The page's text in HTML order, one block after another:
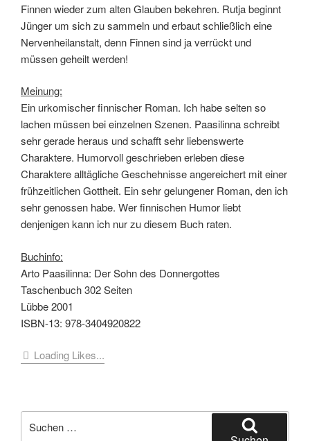
Finnen wieder zum alten Glauben bekehren. Rutja beginnt
Jünger um sich zu sammeln und erbaut schließlich eine
Nervenheilanstalt, denn Finnen sind ja verrückt und
müssen geheilt werden!
Meinung:
Ein urkomischer finnischer Roman. Ich habe selten so
lachen müssen bei einzelnen Szenen. Paasilinna schreibt
sehr gerade heraus und schafft sehr liebenswerte
Charaktere. Humorvoll geschrieben erleben diese
Charaktere alltägliche Geschehnisse angereichert mit einer
frühzeitlichen Gottheit. Ein sehr gelungener Roman, den ich
sehr genossen habe. Wer finnischen Humor liebt
denjenigen kann ich nur zu diesem Buch raten.
Buchinfo:
Arto Paasilinna: Der Sohn des Donnergottes
Taschenbuch 302 Seiten
Lübbe 2001
ISBN-13: 978-3404920822
Loading Likes...
nach: